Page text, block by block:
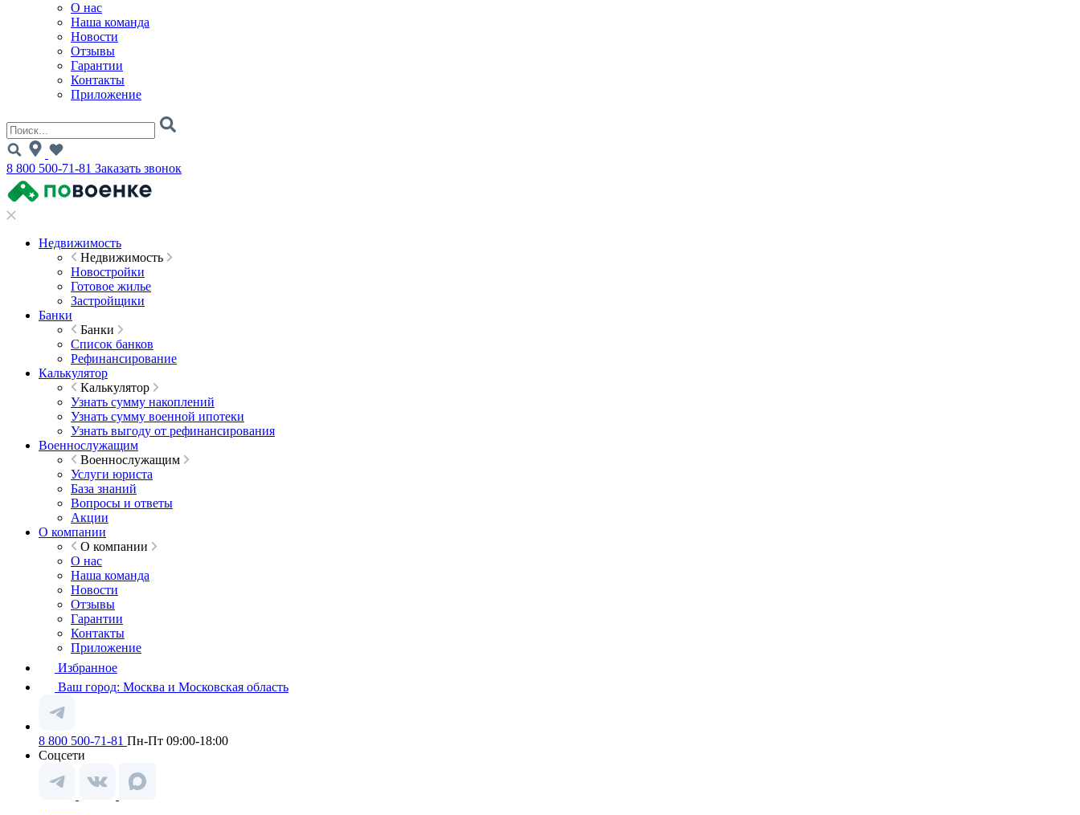
О нас
Наша команда
Новости
Отзывы
Гарантии
Контакты
Приложение
8 800 500-71-81 Заказать звонок
Недвижимость
Недвижимость
Новостройки
Готовое жилье
Застройщики
Банки
Банки
Список банков
Рефинансирование
Калькулятор
Калькулятор
Узнать сумму накоплений
Узнать сумму военной ипотеки
Узнать выгоду от рефинансирования
Военнослужащим
Военнослужащим
Услуги юриста
База знаний
Вопросы и ответы
Акции
О компании
О компании
О нас
Наша команда
Новости
Отзывы
Гарантии
Контакты
Приложение
Избранное
Ваш город: Москва и Московская область
8 800 500-71-81 Пн-Пт 09:00-18:00
Соцсети